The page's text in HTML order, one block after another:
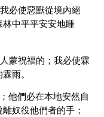
必使惡獸從境內絕
中平平安安地睡
蒙祝福的；我必使霖
雨。
他們必在本地安然自
奴役他們者的手；